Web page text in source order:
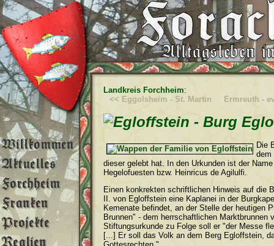
Landkreis Forchheim:
<< Eggolsheim - St. Martin
Ermreuth -
Die
dem
dieser gelebt hat. In den Urkunden ist der
Hegelofuesten bzw. Heinricus de Agilulfi.
Einen konkrekten schriftlichen Hinweis auf die
II. von Egloffstein eine Kaplanei in der
Kemenate befindet, an der Stelle der heutigen
Brunnen" - dem herrschaftlichen
Stiftungsurkunde zu Folge soll er "der Messe
[...] Er soll das Volk an dem Berg Egloffstein,